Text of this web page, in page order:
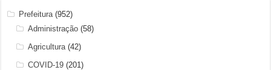
Prefeitura (952)
Administração (58)
Agricultura (42)
COVID-19 (201)